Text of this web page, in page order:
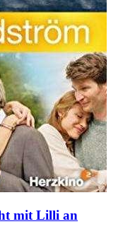
mit Lilli an